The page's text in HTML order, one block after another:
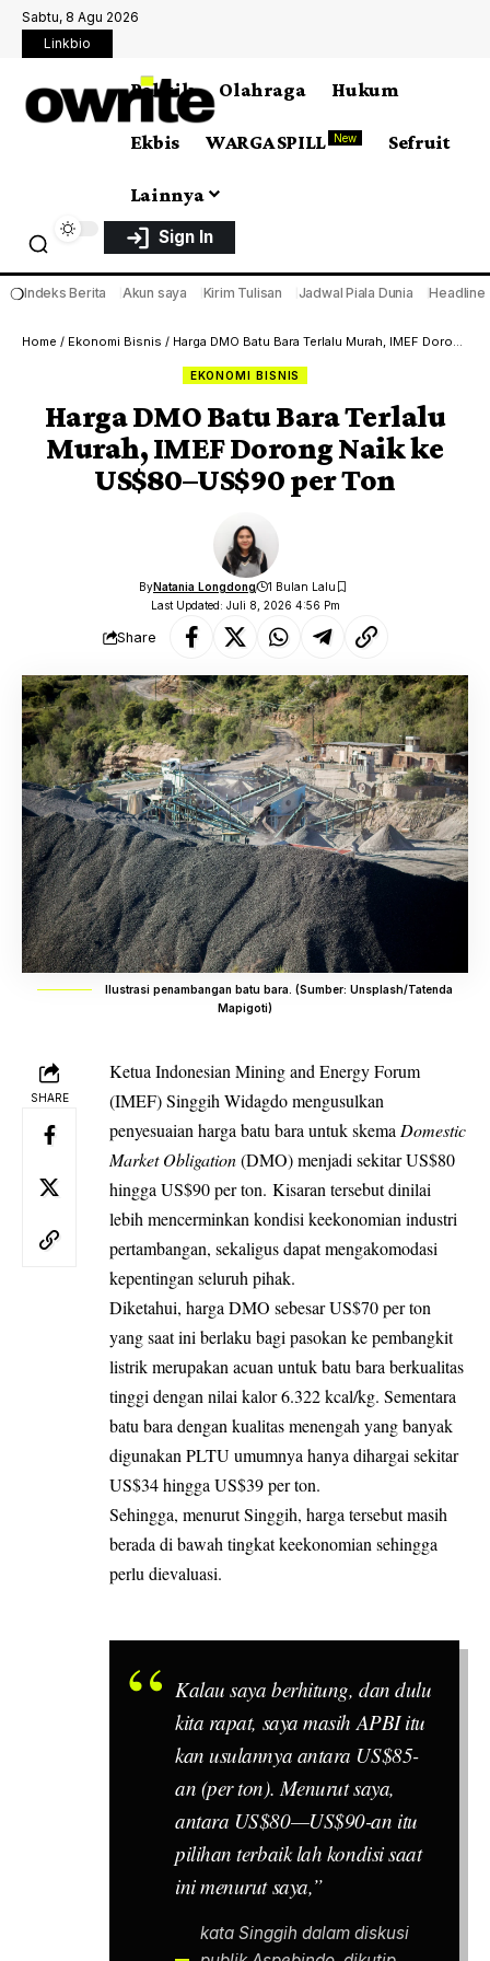
Sabtu, 8 Agu 2026
Linkbio
Politik Olahraga Hukum
Ekbis WARGA SPILL New Sefruit
Lainnya
Sign In
❍Indeks Berita Akun saya Kirim Tulisan Jadwal Piala Dunia Headline
Home / Ekonomi Bisnis / Harga DMO Batu Bara Terlalu Murah, IMEF Dorong Naik ke US$80–US$90 per Ton
EKONOMI BISNIS
Harga DMO Batu Bara Terlalu
Murah, IMEF Dorong Naik ke
US$80–US$90 per Ton
Last Updated: Juli 8, 2026 4:56 Pm
ByNatania Longdong 1 Bulan Lalu
Share
Ilustrasi penambangan batu bara. (Sumber: Unsplash/Tatenda
Mapigoti)
SHARE
Ketua Indonesian Mining and Energy Forum
(IMEF) Singgih Widagdo mengusulkan
penyesuaian harga batu bara untuk skema Domestic
Market Obligation(DMO)menjadi sekitar US$80
hingga US$90 per ton. Kisaran tersebut dinilai
lebih mencerminkan kondisi keekonomian industri
pertambangan, sekaligus dapat mengakomodasi
kepentingan seluruh pihak.
Diketahui, harga DMO sebesar US$70 per ton
yang saat ini berlaku bagi pasokan ke pembangkit
listrik merupakan acuan untuk batu bara berkualitas
tinggi dengan nilai kalor 6.322 kcal/kg. Sementara
batu bara dengan kualitas menengah yang banyak
digunakan PLTU umumnya hanya dihargai sekitar
US$34 hingga US$39 per ton.
Sehingga, menurut Singgih, harga tersebut masih
berada di bawah tingkat keekonomian sehingga
perlu dievaluasi.
Kalau saya berhitung, dan dulu
kita rapat, saya masih APBI itu
kan usulannya antara US$85-
an (per ton). Menurut saya,
antara US$80—US$90-an itu
pilihan terbaik lah kondisi saat
ini menurut saya,”
kata Singgih dalam diskusi